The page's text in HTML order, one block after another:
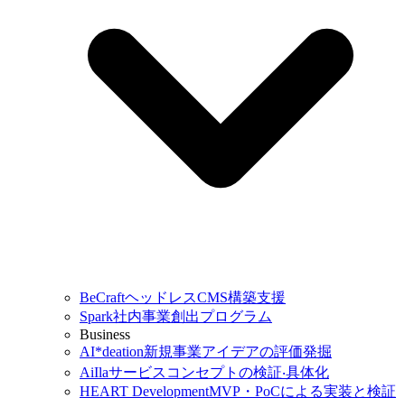
BeCraftヘッドレスCMS構築支援
Spark社内事業創出プログラム
Business
AI*deation新規事業アイデアの評価発掘
AiIlaサービスコンセプトの検証‧具体化
HEART DevelopmentMVP・PoCによる実装と検証